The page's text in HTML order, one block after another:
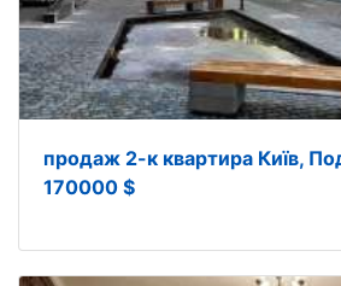
продаж 2-к квартира Київ,
170000 $